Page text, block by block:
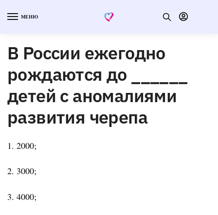
МЕНЮ
В России ежегодно
рождаются до ______
детей с аномалиями
развития черепа
1. 2000;
2. 3000;
3. 4000;